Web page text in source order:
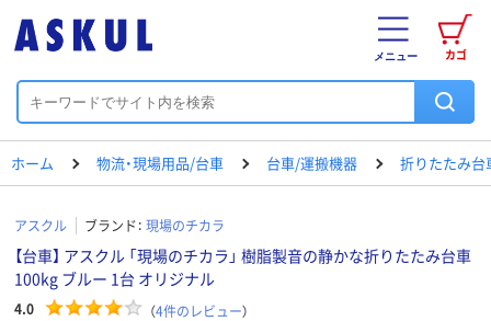
カゴ
メニュー
ホーム 物流・現場用品/台車 台車/運搬機器 折りたたみ台
アスクル ブランド： 現場のチカラ
【台車】 アスクル 「現場のチカラ」 樹脂製音の静かな折りたたみ台車
100kg ブルー 1台 オリジナル
4.0 （4件のレビュー）